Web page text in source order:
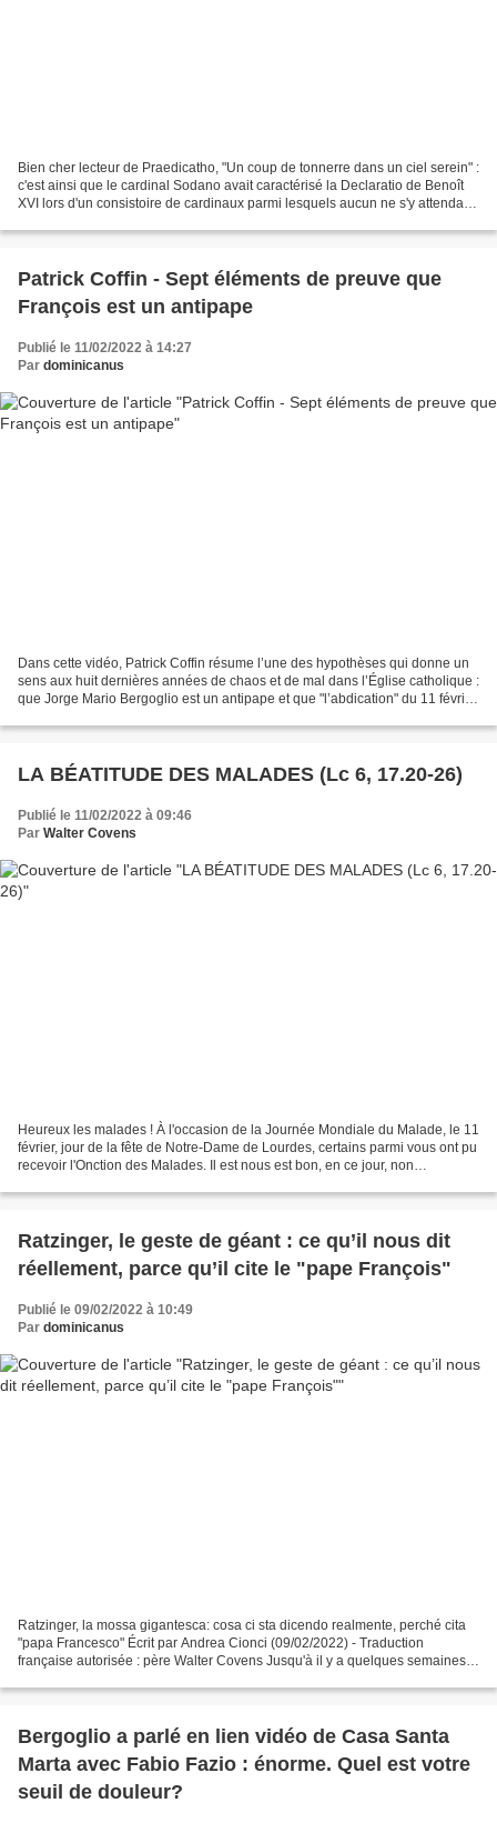
Bien cher lecteur de Praedicatho, "Un coup de tonnerre dans un ciel serein" :
c'est ainsi que le cardinal Sodano avait caractérisé la Declaratio de Benoît
XVI lors d'un consistoire de cardinaux parmi lesquels aucun ne s'y attendait.
Patrick Coffin - Sept éléments de preuve que
François est un antipape
Publié le 11/02/2022 à 14:27
Par dominicanus
Dans cette vidéo, Patrick Coffin résume l’une des hypothèses qui donne un
sens aux huit dernières années de chaos et de mal dans l’Église catholique :
que Jorge Mario Bergoglio est un antipape et que "l’abdication" du 11 février
LA BÉATITUDE DES MALADES (Lc 6, 17.20-26)
Publié le 11/02/2022 à 09:46
Par Walter Covens
Heureux les malades ! À l'occasion de la Journée Mondiale du Malade, le 11
février, jour de la fête de Notre-Dame de Lourdes, certains parmi vous ont pu
recevoir l'Onction des Malades. Il est nous est bon, en ce jour, non
Ratzinger, le geste de géant : ce qu’il nous dit
réellement, parce qu’il cite le "pape François"
Publié le 09/02/2022 à 10:49
Par dominicanus
Ratzinger, la mossa gigantesca: cosa ci sta dicendo realmente, perché cita
"papa Francesco" Écrit par Andrea Cionci (09/02/2022) - Traduction
française autorisée : père Walter Covens Jusqu'à il y a quelques semaines,
Bergoglio a parlé en lien vidéo de Casa Santa
Marta avec Fabio Fazio : énorme. Quel est votre
seuil de douleur?